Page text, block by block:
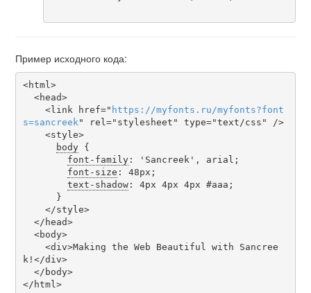
Пример исходного кода:
<html>
    <link href="
https ://myfonts . ru/myfonts?font
s=sancreek" rel="stylesheet" type="text/css" />
body {
font-family: 'Sancreek', arial;
font-size : 48px;
text-shadow: 4px 4px 4px #aaa;
k!</div>
</html>